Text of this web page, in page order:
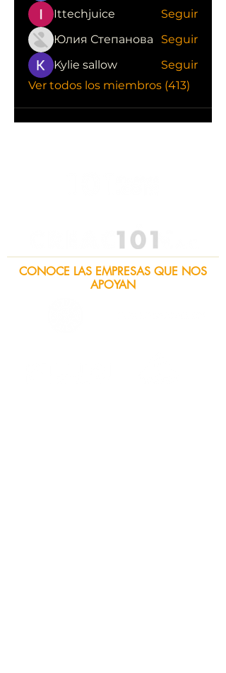
Ittechjuice
Seguir
Юлия Степанова
Seguir
Kylie sallow
Seguir
Ver todos los miembros (413)
CONOCE LAS EMPRESAS QUE NOS
APOYAN